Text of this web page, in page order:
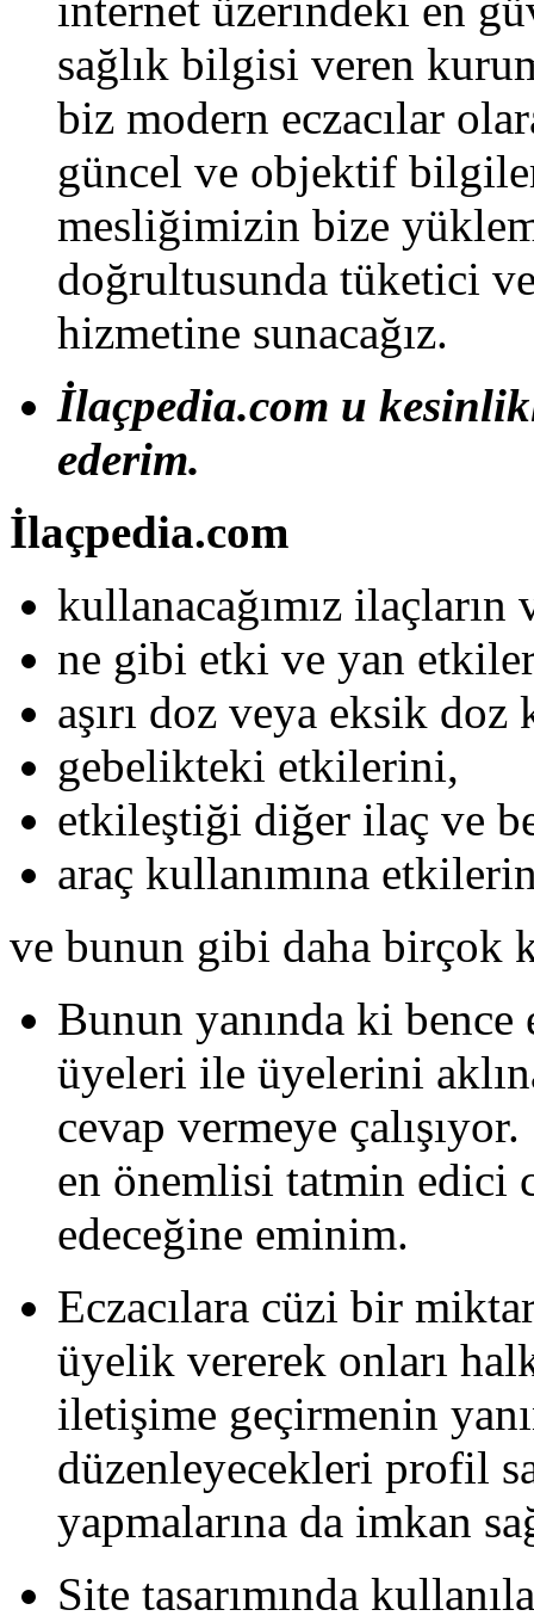
sağlık bilgisi veren
biz modern eczacılar
güncel ve objektif
mesliğimizin bize
doğrultusunda tüketici
hizmetine sunacağız.
İlaçpedia.com u
ederim.
İlaçpedia.com
kullanacağımız ilaçların
ne gibi etki ve yan
aşırı doz veya eksik doz
gebelikteki etkilerini,
etkileştiği diğer ilaç ve
araç kullanımına
ve bunun gibi daha birçok
Bunun yanında ki bence
üyeleri ile üyelerini
cevap vermeye
en önemlisi tatmin edici
edeceğine eminim.
Eczacılara cüzi bir
üyelik vererek onları
iletişime geçirmenin
düzenleyecekleri profil
yapmalarına da imkan
Site tasarımında